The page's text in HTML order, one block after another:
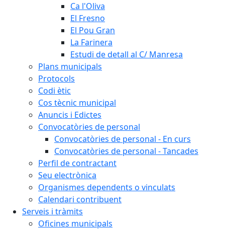
Ca l'Oliva
El Fresno
El Pou Gran
La Farinera
Estudi de detall al C/ Manresa
Plans municipals
Protocols
Codi ètic
Cos tècnic municipal
Anuncis i Edictes
Convocatòries de personal
Convocatòries de personal - En curs
Convocatòries de personal - Tancades
Perfil de contractant
Seu electrònica
Organismes dependents o vinculats
Calendari contribuent
Serveis i tràmits
Oficines municipals